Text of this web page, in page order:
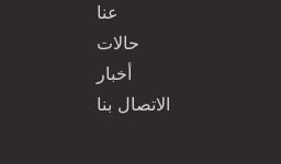
عنا
حالات
أخبار
الاتصال بنا